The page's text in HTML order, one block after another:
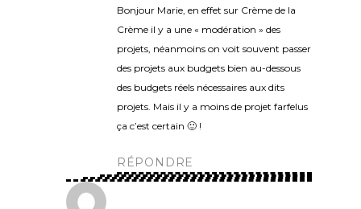
Bonjour Marie, en effet sur Crème de la
Crème il y a une « modération » des
projets, néanmoins on voit souvent passer
des projets aux budgets bien au-dessous
des budgets réels nécessaires aux dits
projets. Mais il y a moins de projet farfelus
ça c’est certain 🙂 !
RÉPONDRE